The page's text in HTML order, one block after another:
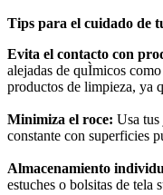
Tips para el cuidado de
Evita el contacto con
alejadas de quÌmicos
productos de limpieza, ya
Minimiza el roce: Usa
constante con superficies
Almacenamiento
estuches o bolsitas de tela